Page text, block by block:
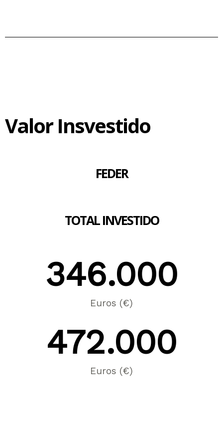
Valor Insvestido
FEDER
TOTAL INVESTIDO
Euros (€)
346.000
Euros (€)
472.000